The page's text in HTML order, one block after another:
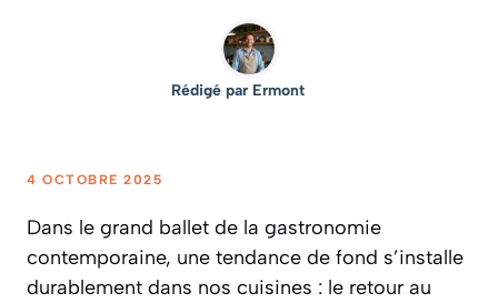
Rédigé par Ermont
4 OCTOBRE 2025
Dans le grand ballet de la gastronomie
contemporaine, une tendance de fond s’installe
durablement dans nos cuisines : le retour au